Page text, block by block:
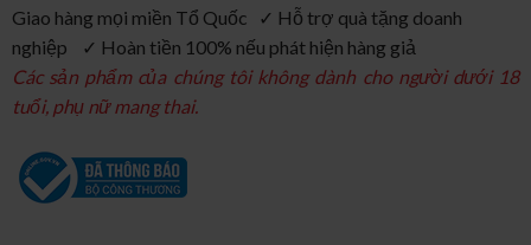
Giao hàng mọi miền Tổ Quốc ✓ Hỗ trợ quà tặng doanh
nghiệp ✓ Hoàn tiền 100% nếu phát hiện hàng giả
Các sản phẩm của chúng tôi không dành cho người dưới 18
tuổi, phụ nữ mang thai.